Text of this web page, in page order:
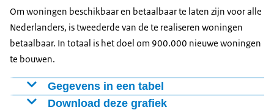
Om woningen beschikbaar en betaalbaar te laten zijn voor alle
Nederlanders, is tweederde van de te realiseren woningen
betaalbaar. In totaal is het doel om 900.000 nieuwe woningen
te bouwen.
Gegevens in een tabel
Download deze grafiek